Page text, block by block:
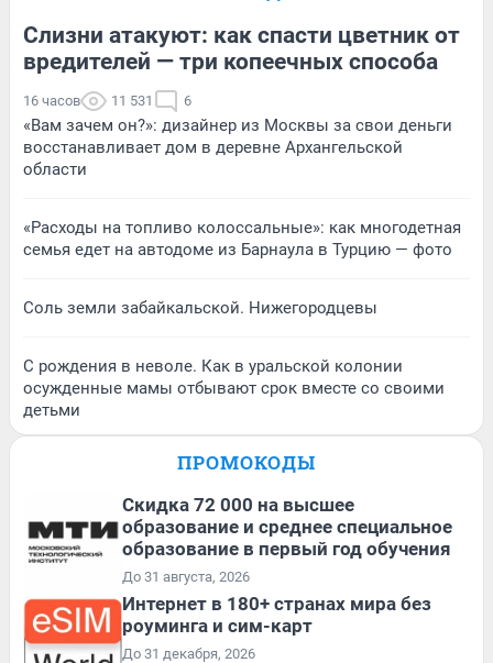
Слизни атакуют: как спасти цветник от
вредителей — три копеечных способа
16 часов 11 531 6
«Вам зачем он?»: дизайнер из Москвы за свои деньги
восстанавливает дом в деревне Архангельской
области
«Расходы на топливо колоссальные»: как многодетная
семья едет на автодоме из Барнаула в Турцию — фото
Соль земли забайкальской. Нижегородцевы
С рождения в неволе. Как в уральской колонии
осужденные мамы отбывают срок вместе со своими
детьми
ПРОМОКОДЫ
Скидка 72 000 на высшее
образование и среднее специальное
образование в первый год обучения
До 31 августа, 2026
Интернет в 180+ странах мира без
роуминга и сим-карт
До 31 декабря, 2026